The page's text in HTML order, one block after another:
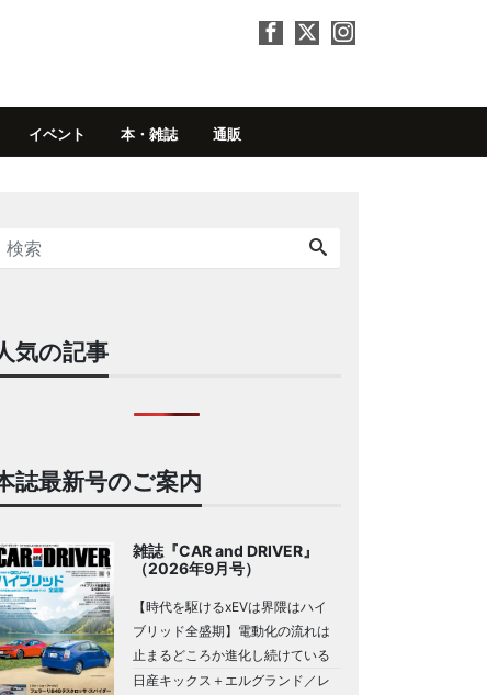
イベント 本・雑誌 通販
気の記事
誌最新号のご案内
雑誌『CAR and DRIVER』
（2026年9月号）
【時代を駆けるxEVは界隈はハイ
ブリッド全盛期】電動化の流れは
止まるどころか進化し続けている
日産キックス＋エルグランド／レ